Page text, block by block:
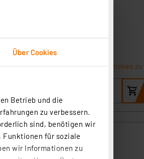
Über Cookies
Betrieb und die
zu verbessern.
sind, benötigen wir
Funktionen für soziale
wir Informationen zu
Informationen